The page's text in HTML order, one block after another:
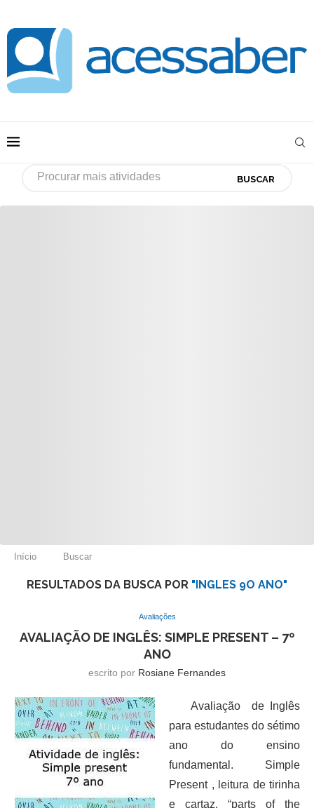
BUSCAR
Início Buscar
RESULTADOS DA BUSCA POR "INGLES 9O ANO"
Avaliações
AVALIAÇÃO DE INGLÊS: SIMPLE PRESENT – 7º
ANO
escrito por Rosiane Fernandes
Avaliação de Inglês
para estudantes do sétimo
ano do ensino
fundamental. Simple
Present , leitura de tirinha
e cartaz, “parts of the